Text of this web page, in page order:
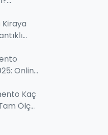
Kiraya
Online
Kaç
Ölçü